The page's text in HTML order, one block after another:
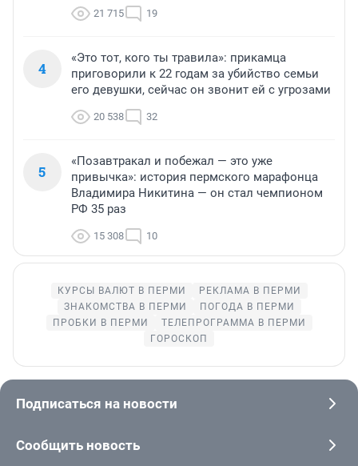
21 715 19
4
«Это тот, кого ты травила»: прикамца
приговорили к 22 годам за убийство семьи
его девушки, сейчас он звонит ей с угрозами
20 538 32
5
«Позавтракал и побежал — это уже
привычка»: история пермского марафонца
Владимира Никитина — он стал чемпионом
РФ 35 раз
15 308 10
КУРСЫ ВАЛЮТ В ПЕРМИ
РЕКЛАМА В ПЕРМИ
ЗНАКОМСТВА В ПЕРМИ
ПОГОДА В ПЕРМИ
ПРОБКИ В ПЕРМИ
ТЕЛЕПРОГРАММА В ПЕРМИ
ГОРОСКОП
Подписаться на новости
Сообщить новость